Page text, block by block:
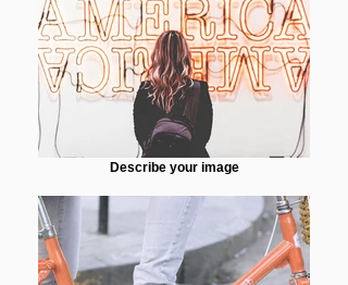
Describe your image